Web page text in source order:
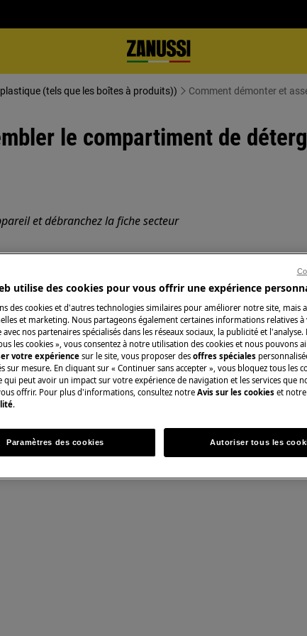
(tels que les boîtes à produits)) Comment démonter et
le compartiment de
et débranchez la fiche secteur
pour les appareils lourds, il
fermées.
professionnelle peut avoir des
correctement.
utilise des cookies pour vous offrir une expérience
des cookies et d'autres technologies similaires pour améliorer notre site, mais
et marketing. Nous partageons également certaines informations relatives
nos partenaires spécialisés dans les réseaux sociaux, la publicité et
les cookies », vous consentez à notre utilisation des cookies et nous pouvons
votre expérience sur le site, vous proposer des offres spéciales
sur mesure. En cliquant sur « Continuer sans accepter », vous bloquez tous les
qui peut avoir un impact sur votre expérience de navigation et les services que
offrir. Pour plus d'informations, consultez notre Avis sur les cookies et notre
.
Paramètres des cookies Autoriser tous les